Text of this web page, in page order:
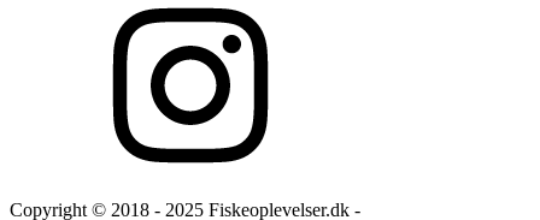
Copyright © 2018 - 2025 Fiskeoplevelser.dk -